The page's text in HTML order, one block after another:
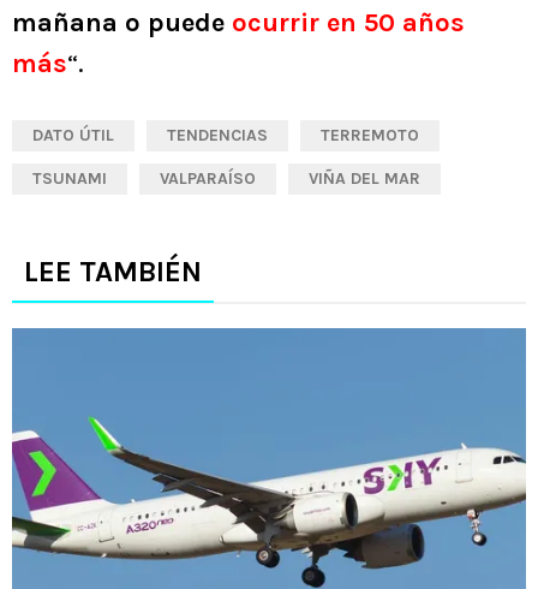
mañana o puede ocurrir en 50 años
más“.
DATO ÚTIL TENDENCIAS TERREMOTO
TSUNAMI VALPARAÍSO VIÑA DEL MAR
LEE TAMBIÉN